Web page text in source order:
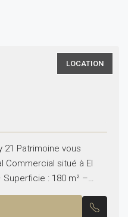
LOCATION
21 Patrimoine vous
Commercial situé à El
: 180 m² –